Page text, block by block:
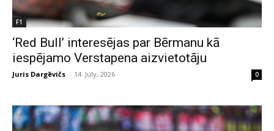
F1
‘Red Bull’ interesējas par Bērmanu kā
iespējamo Verstapena aizvietotāju
Juris Dargēvičs - 14. July, 2026 0